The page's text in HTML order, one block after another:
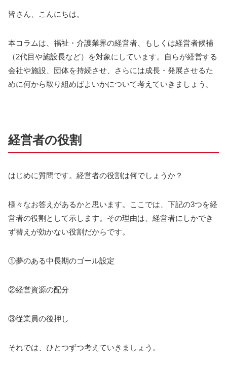
皆さん、こんにちは。
本コラムは、福祉・介護業界の経営者、もしくは経営者候補
（2代目や施設長など）を対象にしています。自らが経営する
会社や施設、団体を持続させ、さらには成長・発展させるた
めに何から取り組めばよいかについて考えていきましょう。
経営者の役割
はじめに質問です。経営者の役割は何でしょうか？
様々なお答えがあるかと思います。ここでは、下記の3つを経
営者の役割として示します。その理由は、経営者にしかでき
ず替えが効かない役割だからです。
①夢のある中長期のゴール設定
②経営資源の配分
③従業員の後押し
それでは、ひとつずつ考えていきましょう。